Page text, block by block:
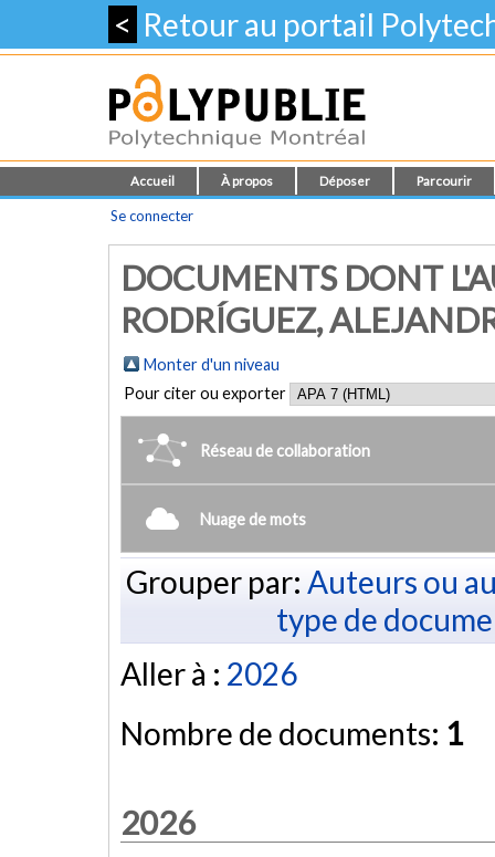
< Retour au portail
Accueil À propos Déposer Parcourir
Se connecter
DOCUMENTS DONT
RODRÍGUEZ,
Monter d'un niveau
Pour citer ou exporter
Réseau de collaboration
Nuage de mots
Grouper par: Auteurs ou
type de
Aller à : 2026
Nombre de documents: 1
2026